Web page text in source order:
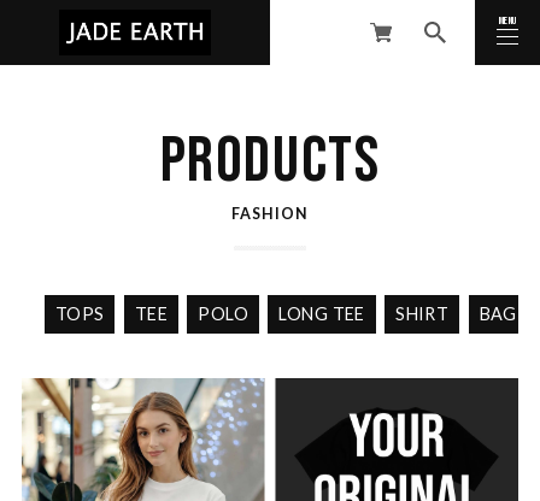
MENU
CLOSE
PRODUCTS
FASHION
TOPS TEE POLO LONG TEE SHIRT BAG